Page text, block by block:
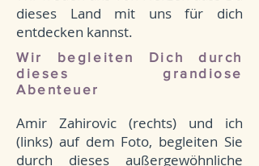
dieses Land mit uns für dich
entdecken kannst.
Wir begleiten Dich durch
dieses grandiose
Abenteuer
Amir Zahirovic (rechts) und ich
(links) auf dem Foto, begleiten Sie
durch dieses außergewöhnliche